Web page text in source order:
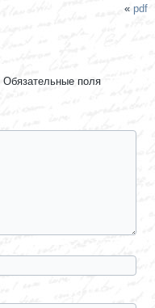
«pdf
Обязательные поля